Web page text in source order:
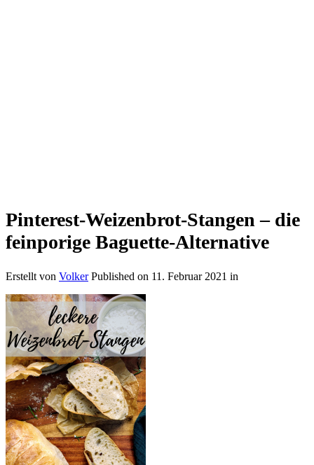
Pinterest-Weizenbrot-Stangen – die
feinporige Baguette-Alternative
Erstellt von Volker Published on 11. Februar 2021 in